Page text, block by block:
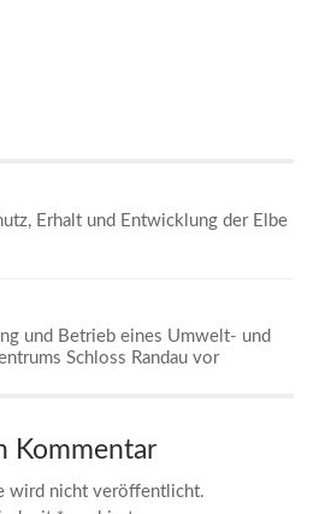
Erhalt und Entwicklung der Elbe
und Betrieb eines Umwelt- und
Schloss Randau vor
Kommentar
wird nicht veröffentlicht.